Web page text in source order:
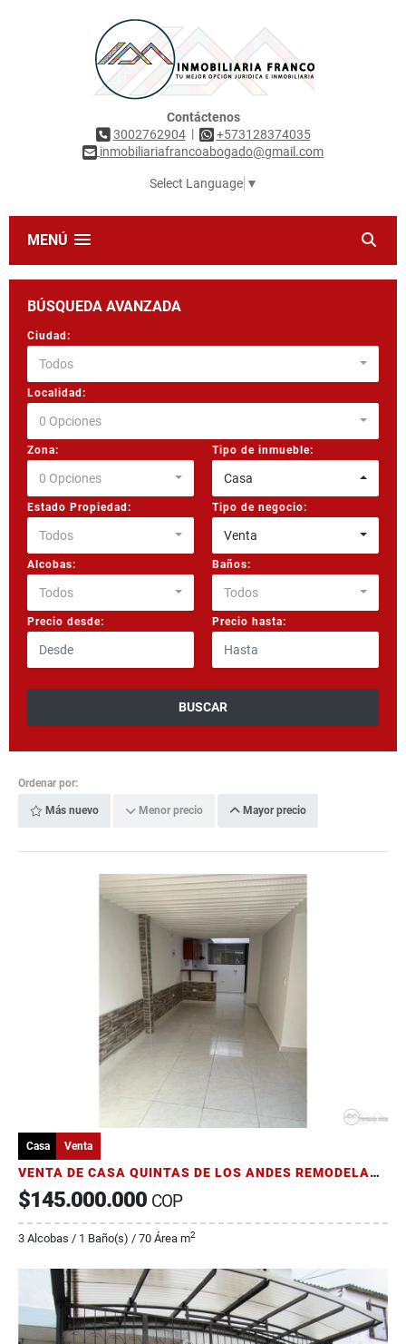
Contáctenos
3002762904|
+573128374035
inmobiliariafrancoabogado@gmail.com
Select Language ▼
MENÚ
BÚSQUEDA AVANZADA
Ciudad:
Todos
Localidad:
0 Opciones
Zona:
0 Opciones
Tipo de inmueble:
Casa
Estado Propiedad:
Todos
Tipo de negocio:
Venta
Alcobas:
Todos
Baños:
Todos
Precio desde: Precio hasta:
BUSCAR
Ordenar por:
Más nuevo Menor precio Mayor precio
Casa Venta
VENTA DE CASA QUINTAS DE LOS ANDES REMODELADA ARMENIA QUINDÍO
$145.000.000 COP
3 Alcobas / 1 Baño(s) / 70 Área m2